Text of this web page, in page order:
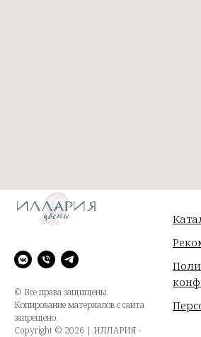
© Все права защищены.
Копирование материалов с сайта
запрещено.
Copyright © 2026 | ИЛЛАРИЯ -